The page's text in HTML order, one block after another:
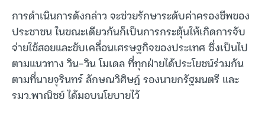
การดำเนินการดังกล่าว จะช่วยรักษาระดับค่าครองชีพของ
ประชาชน ในขณะเดียวกันก็เป็นการกระตุ้นให้เกิดการจับ
จ่ายใช้สอยและขับเคลื่อนเศรษฐกิจของประเทศ ซึ่งเป็นไป
ตามแนวทาง วิน-วิน โมเดล ที่ทุกฝ่ายได้ประโยชน์ร่วมกัน
ตามที่นายจุรินทร์ ลักษณวิศิษฏ์ รองนายกรัฐมนตรี และ
รมว.พาณิชย์ ได้มอบนโยบายไว้